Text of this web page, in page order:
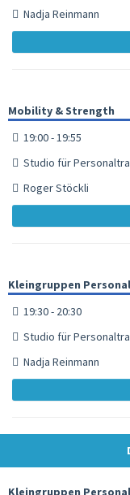
Nadja Reinmann
Mobility & Strength
19:00 - 19:55
Studio für
Roger Stöckli
Kleingruppen
19:30 - 20:30
Studio für
Nadja Reinmann
Kleingruppen